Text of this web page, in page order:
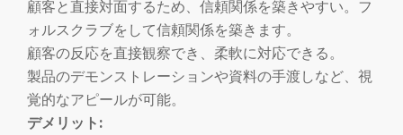
顧客と直接対面するため、信頼関係を築きやすい。フ
ォルスクラブをして信頼関係を築きます。
顧客の反応を直接観察でき、柔軟に対応できる。
製品のデモンストレーションや資料の手渡しなど、視
覚的なアピールが可能。
デメリット: